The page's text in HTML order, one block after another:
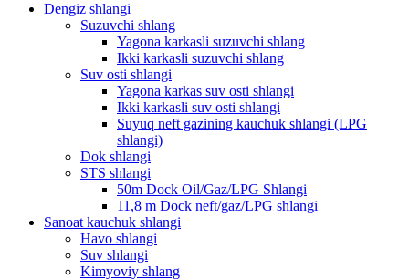
Dengiz shlangi
Suzuvchi shlang
Yagona karkasli suzuvchi shlang
Ikki karkasli suzuvchi shlang
Suv osti shlangi
Yagona karkas suv osti shlangi
Ikki karkasli suv osti shlangi
Suyuq neft gazining kauchuk shlangi (LPG
shlangi)
Dok shlangi
STS shlangi
50m Dock Oil/Gaz/LPG Shlangi
11,8 m Dock neft/gaz/LPG shlangi
Sanoat kauchuk shlangi
Havo shlangi
Suv shlangi
Kimyoviy shlang